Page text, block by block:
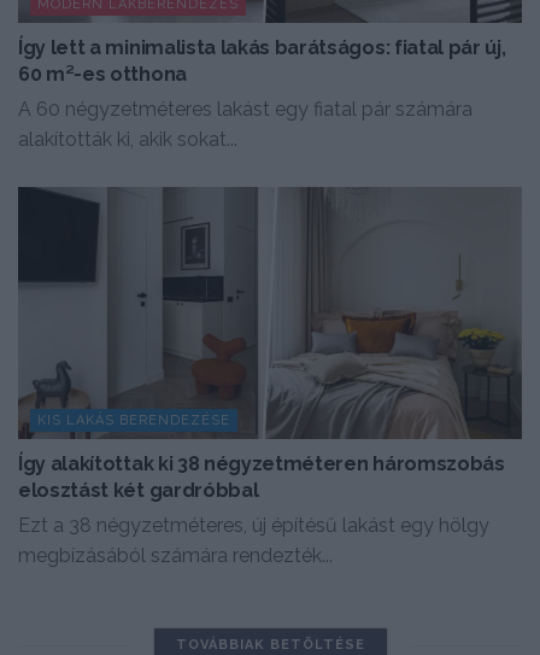
MODERN LAKBERENDEZÉS
Így lett a minimalista lakás barátságos: fiatal pár új,
60 m²-es otthona
A 60 négyzetméteres lakást egy fiatal pár számára
alakították ki, akik sokat...
KIS LAKÁS BERENDEZÉSE
Így alakítottak ki 38 négyzetméteren háromszobás
elosztást két gardróbbal
Ezt a 38 négyzetméteres, új építésű lakást egy hölgy
megbízásából számára rendezték...
TOVÁBBIAK BETÖLTÉSE